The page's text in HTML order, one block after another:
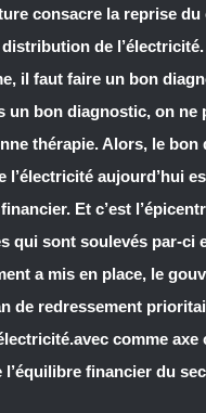
consacre la reprise
de
il faut faire un bon
un bon diagnostic, on ne
thérapie. Alors, le bon
l’électricité aujourd’hui
Et c’est
qui sont soulevés par-ci
a mis en place, le
de redressement
comme axe
l’équilibre financier du